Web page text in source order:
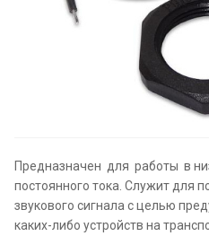
Предназначен для работы в
постоянного тока. Служит для
звукового сигнала с целью
каких-либо устройств на